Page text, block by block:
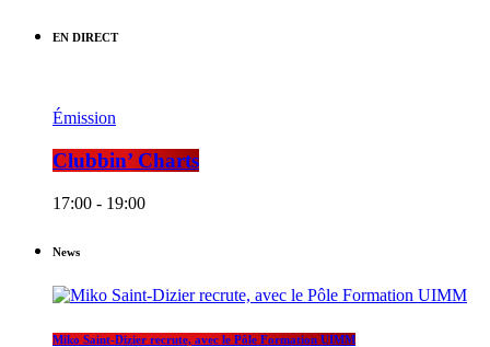
EN DIRECT
Émission
Clubbin’ Charts
17:00 - 19:00
News
Miko Saint-Dizier recrute, avec le Pôle Formation UIMM